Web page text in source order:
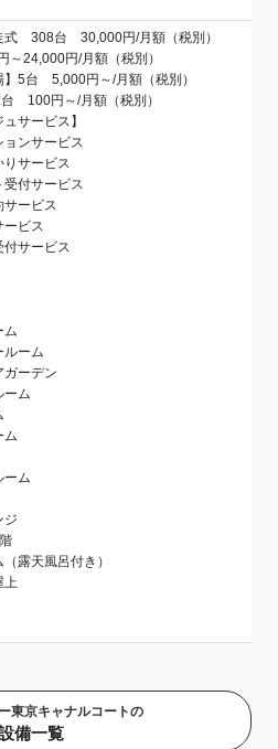
式 308台 30,000円/月額（税別）
～24,000円/月額（税別）
】5台 5,000円～/月額（税別）
台 100円～/月額（税別）
ュサービス】
ョンサービス
りサービス
受付サービス
サービス
ービス
付サービス
ム
ルーム
ガーデン
ーム
ム
ーム
ジ
露天風呂付き）
上
東京キャナルコートの
備一覧